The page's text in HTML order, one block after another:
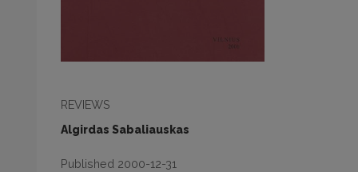
REVIEWS
Algirdas Sabaliauskas
Published 2000-12-31